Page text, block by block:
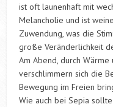
ist oft launenhaft mit
Melancholie und ist
Zuwendung, was die
große Veränderlichkeit
Am Abend, durch
verschlimmern sich die
Bewegung im Freien
Wie auch bei Sepia